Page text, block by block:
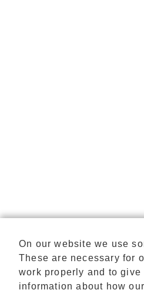
On our website we use
These are necessary for
work properly and to give
information about how